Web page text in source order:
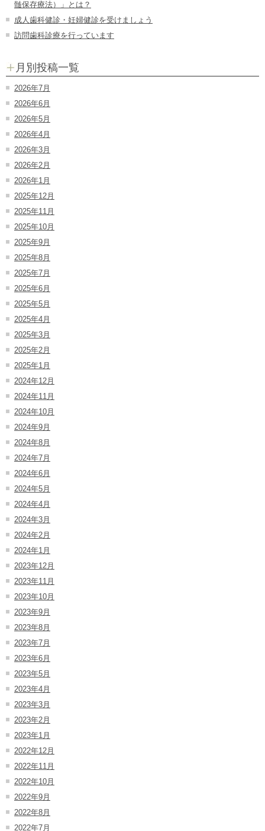
髄保存療法）」とは？
成人歯科健診・妊婦健診を受けましょう
訪問歯科診療を行っています
月別投稿一覧
2026年7月
2026年6月
2026年5月
2026年4月
2026年3月
2026年2月
2026年1月
2025年12月
2025年11月
2025年10月
2025年9月
2025年8月
2025年7月
2025年6月
2025年5月
2025年4月
2025年3月
2025年2月
2025年1月
2024年12月
2024年11月
2024年10月
2024年9月
2024年8月
2024年7月
2024年6月
2024年5月
2024年4月
2024年3月
2024年2月
2024年1月
2023年12月
2023年11月
2023年10月
2023年9月
2023年8月
2023年7月
2023年6月
2023年5月
2023年4月
2023年3月
2023年2月
2023年1月
2022年12月
2022年11月
2022年10月
2022年9月
2022年8月
2022年7月